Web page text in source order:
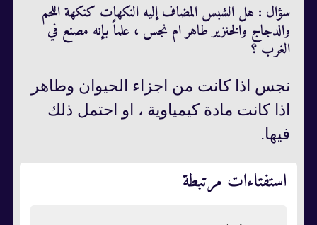
سؤال : هل الشبس المضاف إليه النكهات كنكهة اللحم
والدجاج والخنزير طاهر ام نجس ، علماً بإنه مصنع في
الغرب ؟
نجس اذا كانت من اجزاء الحيوان وطاهر
اذا كانت مادة كيمياوية ، او احتمل ذلك
فيها.
استفتاءات مرتبطة